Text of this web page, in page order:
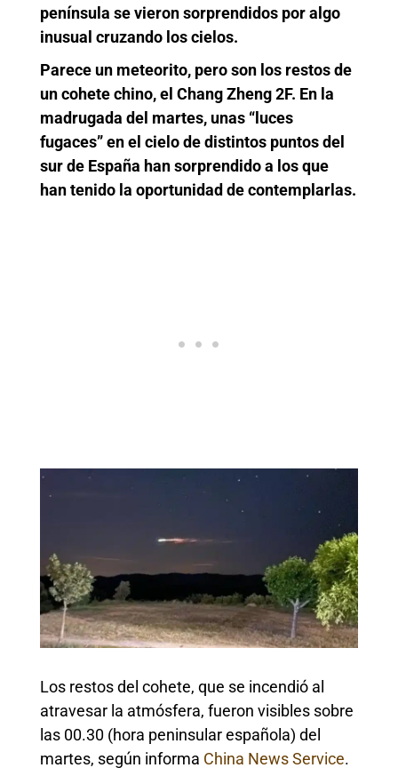
península se vieron sorprendidos por algo
inusual cruzando los cielos.
Parece un meteorito, pero son los restos de
un cohete chino, el Chang Zheng 2F. En la
madrugada del martes, unas “luces
fugaces” en el cielo de distintos puntos del
sur de España han sorprendido a los que
han tenido la oportunidad de contemplarlas.
Los restos del cohete, que se incendió al
atravesar la atmósfera, fueron visibles sobre
las 00.30 (hora peninsular española) del
martes, según informa China News Service.